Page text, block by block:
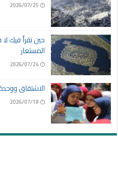
2026/07/25
حين تقرأ فيك
المستعار
2026/07/24
الاشتقاق
2026/07/18